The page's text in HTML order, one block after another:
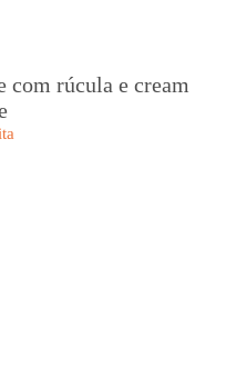
com rúcula e cream